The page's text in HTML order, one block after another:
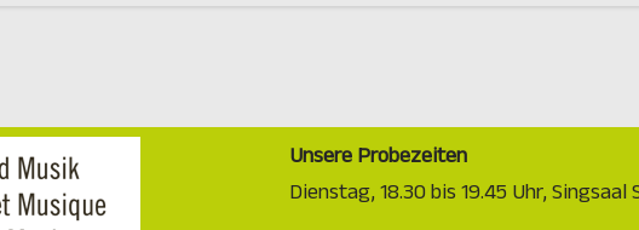
Unsere Probezeiten
Dienstag, 18.30 bis 19.45 Uhr,